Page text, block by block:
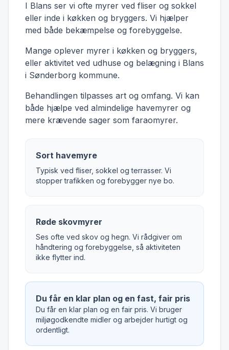
I Blans ser vi ofte myrer ved fliser og sokkel
eller inde i køkken og bryggers. Vi hjælper
med både bekæmpelse og forebyggelse.
Mange oplever myrer i køkken og bryggers,
eller aktivitet ved udhuse og belægning i Blans
i Sønderborg kommune.
Behandlingen tilpasses art og omfang. Vi kan
både hjælpe ved almindelige havemyrer og
mere krævende sager som faraomyrer.
Sort havemyre
Typisk ved fliser, sokkel og terrasser. Vi
stopper trafikken og forebygger nye bo.
Røde skovmyrer
Ses ofte ved skov og hegn. Vi rådgiver om
håndtering og forebyggelse, så aktiviteten
ikke flytter ind.
Du får en klar plan og en fast, fair pris
Du får en klar plan og en fair pris. Vi bruger
miljøgodkendte midler og arbejder hurtigt og
ordentligt.